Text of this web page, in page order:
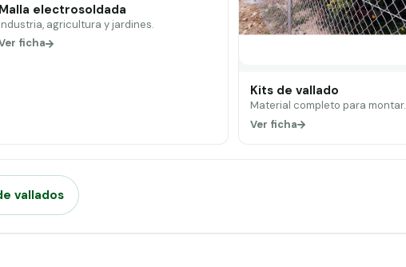
Malla electrosoldada
Industria, agricultura y jardines.
ficha
Kits de vallado
Material completo para montar.
Ver ficha
vallados